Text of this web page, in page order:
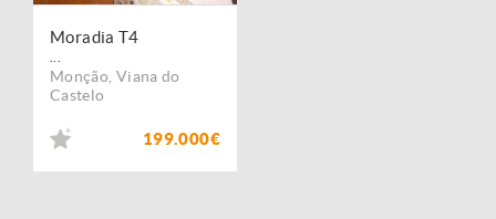
Moradia T4
Monção Viana do
Castelo
199.000€